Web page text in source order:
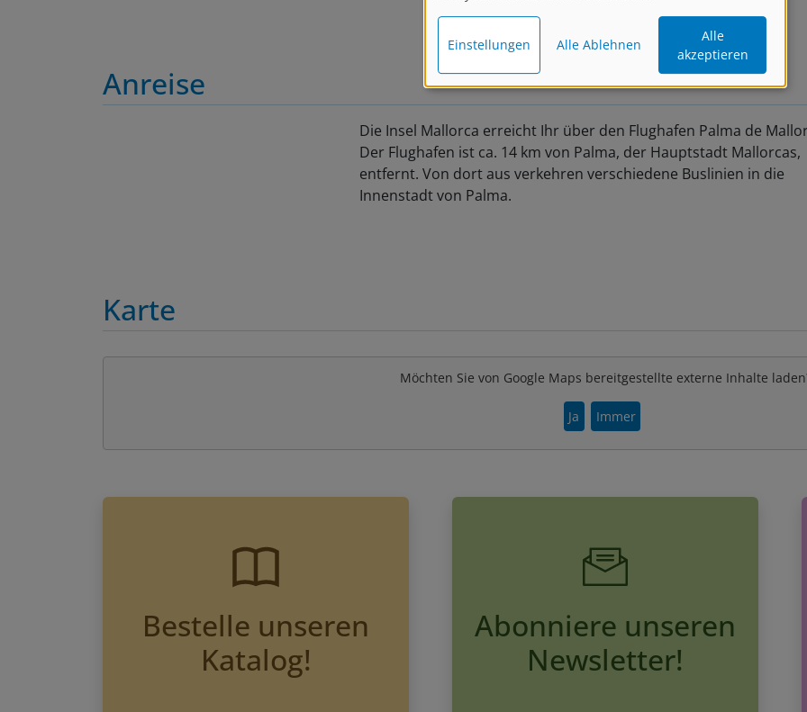
Anreise
Die Insel Mallorca erreicht Ihr über den Flughafen Palma de
Der Flughafen ist ca. 14 km von Palma, der Hauptstadt Mallorcas,
entfernt. Von dort aus verkehren verschiedene Buslinien in die
Innenstadt von Palma.
Karte
Möchten Sie von Google Maps bereitgestellte externe Inhalte
Ja Immer
Bestelle unseren
Katalog!
Abonniere unseren
Newsletter!
Einstellungen Alle Ablehnen
Alle
akzeptieren